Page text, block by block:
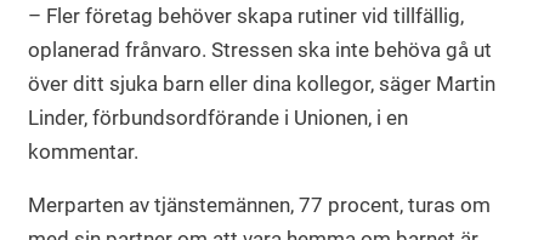
– Fler företag behöver skapa rutiner vid tillfällig,
oplanerad frånvaro. Stressen ska inte behöva gå ut
över ditt sjuka barn eller dina kollegor, säger Martin
Linder, förbundsordförande i Unionen, i en
kommentar.
Merparten av tjänstemännen, 77 procent, turas om